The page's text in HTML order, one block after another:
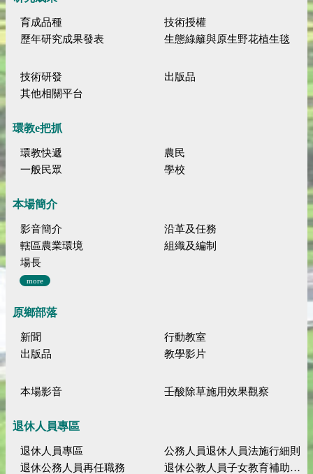
育成品種
技術授權
歷年研究成果發表
生態綠籬與原生野花植生毯
技術研發
出版品
其他相關平台
環教e把抓
環教快遞
農民
一般民眾
學校
本場簡介
影音簡介
沿革及任務
轄區農業環境
組織及編制
場長
more
原鄉部落
新聞
行動教室
出版品
教學影片
本場影音 壬酸除草施用效果觀察
退休人員專區
退休人員專區
公務人員退休人員法施行細則
退休公務人員再任職務
退休公教人員子女教育補助規定